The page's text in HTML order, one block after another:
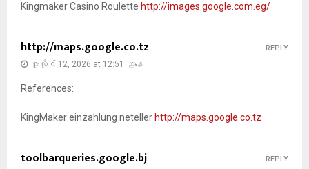
Kingmaker Casino Roulette http://images.google.com.eg/
http://maps.google.co.tz
ဇူလိုင် 12, 2026 at 12:51 ညနေ
References:
KingMaker einzahlung neteller http://maps.google.co.tz
REPLY
toolbarqueries.google.bj REPLY